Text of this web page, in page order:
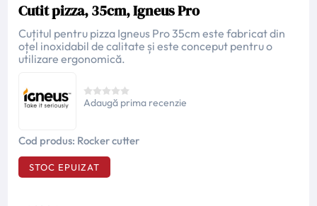
Cutit pizza, 35cm, Igneus Pro
Cuțitul pentru pizza Igneus Pro 35cm este fabricat din
oțel inoxidabil de calitate și este conceput pentru o
utilizare ergonomică.
Adaugă prima recenzie
Cod produs: Rocker cutter
STOC EPUIZAT